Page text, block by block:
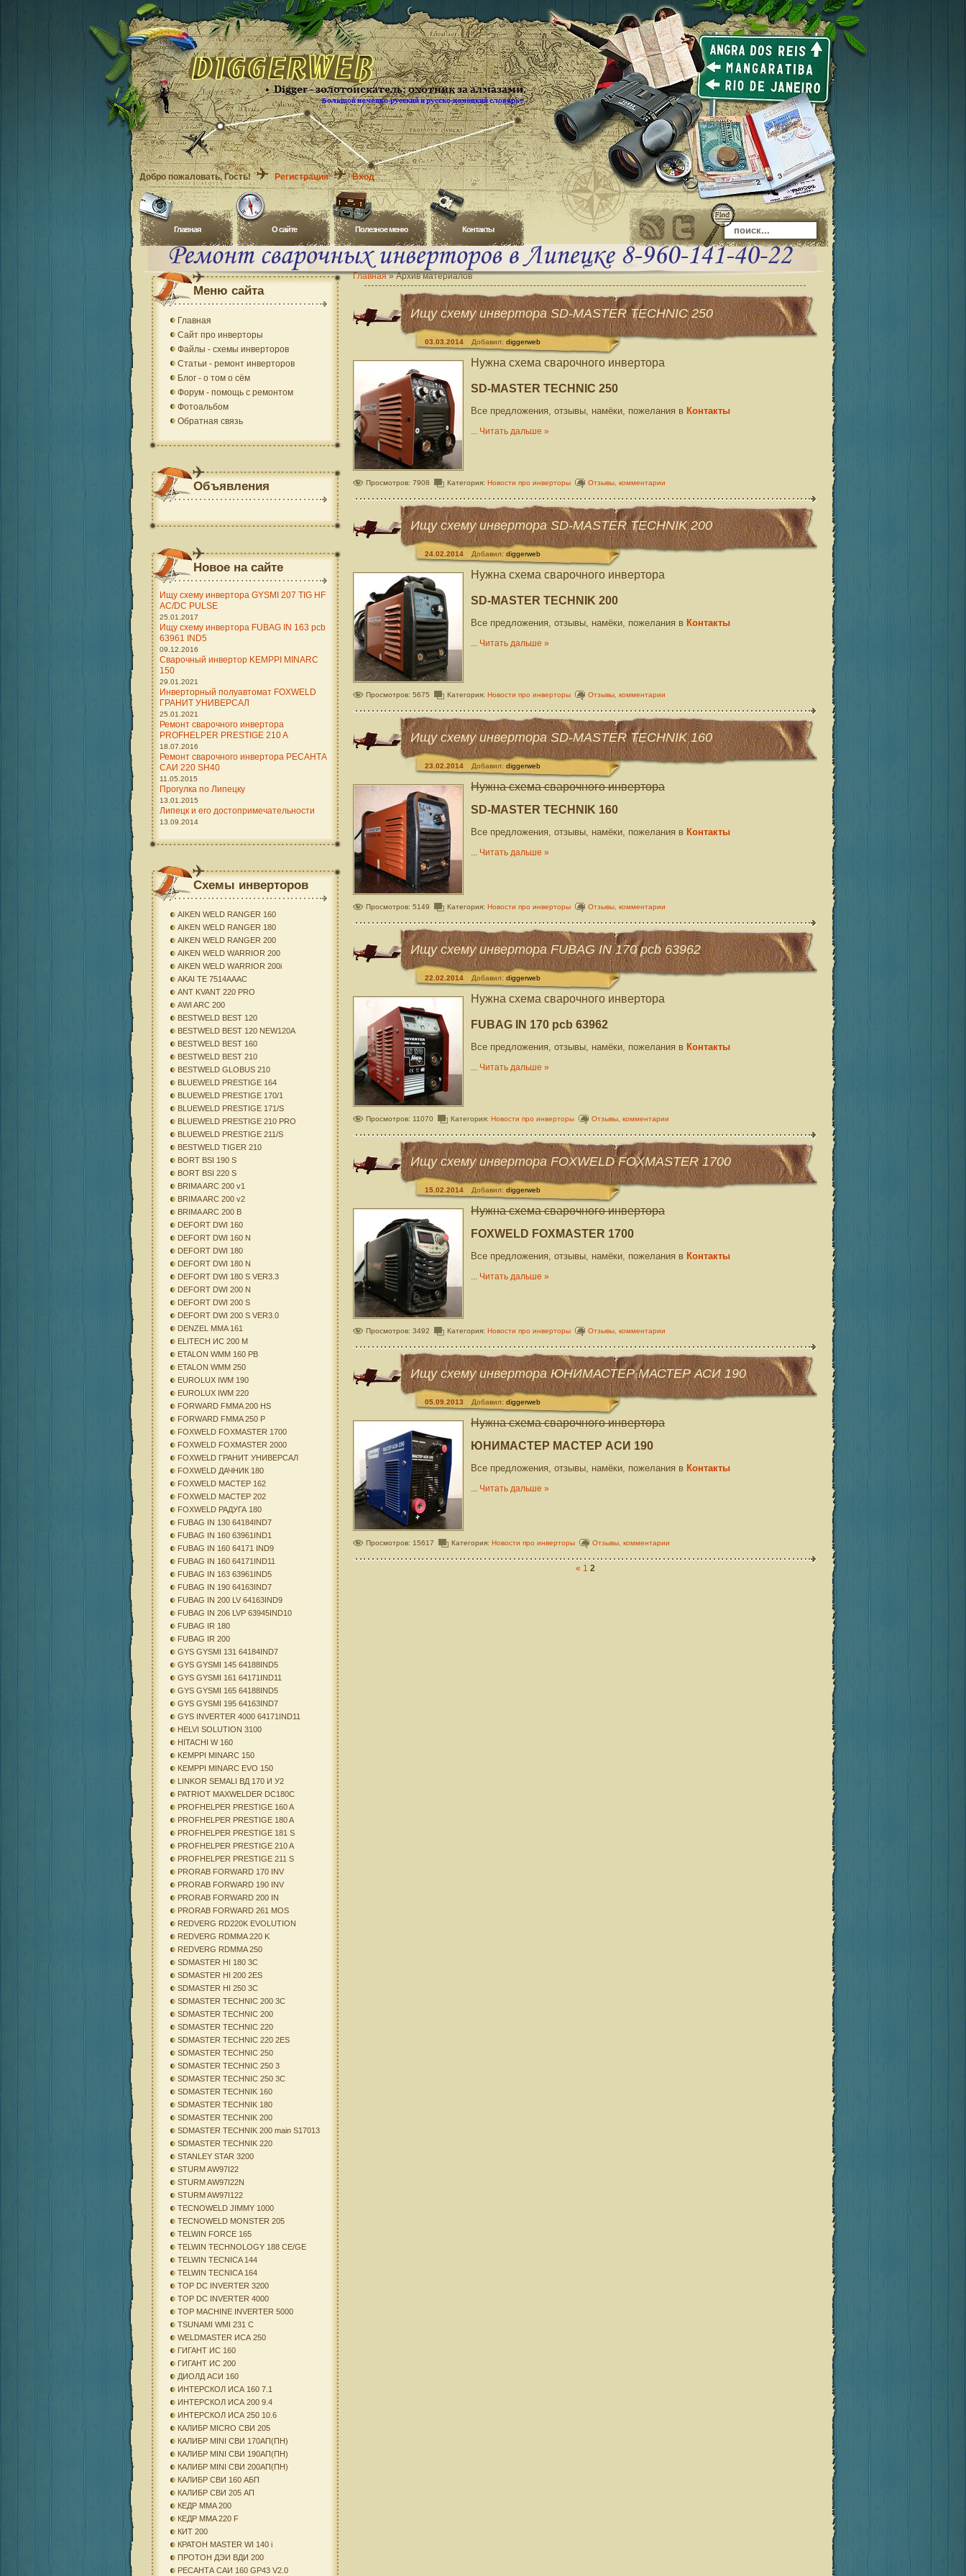
Добро пожаловать, Гость! Регистрация Вход
Главная O сайте Полезное меню Контакты
Главная»Архив материалов
Ищу схему инвертора SD-MASTER TECHNIC 250
03.03.2014 Добавил: diggerweb
Нужна схема сварочного инвертора
SD-MASTER TECHNIC 250
Все предложения, отзывы, намёки, пожелания в Контакты
... Читать дальше »
Просмотров: 7908 Категория: Новости про инверторы Отзывы, комментарии
Ищу схему инвертора SD-MASTER TECHNIK 200
24.02.2014 Добавил: diggerweb
Нужна схема сварочного инвертора
SD-MASTER TECHNIK 200
Все предложения, отзывы, намёки, пожелания в Контакты
... Читать дальше »
Просмотров: 5675 Категория: Новости про инверторы Отзывы, комментарии
Ищу схему инвертора SD-MASTER TECHNIK 160
23.02.2014 Добавил: diggerweb
Нужна схема сварочного инвертора
SD-MASTER TECHNIK 160
Все предложения, отзывы, намёки, пожелания в Контакты
... Читать дальше »
Просмотров: 5149 Категория: Новости про инверторы Отзывы, комментарии
Ищу схему инвертора FUBAG IN 170 pcb 63962
22.02.2014 Добавил: diggerweb
Нужна схема сварочного инвертора
FUBAG IN 170 pcb 63962
Все предложения, отзывы, намёки, пожелания в Контакты
... Читать дальше »
Просмотров: 11070 Категория: Новости про инверторы Отзывы, комментарии
Ищу схему инвертора FOXWELD FOXMASTER 1700
15.02.2014 Добавил: diggerweb
Нужна схема сварочного инвертора
FOXWELD FOXMASTER 1700
Все предложения, отзывы, намёки, пожелания в Контакты
... Читать дальше »
Просмотров: 3492 Категория: Новости про инверторы Отзывы, комментарии
Ищу схему инвертора ЮНИМАСТЕР МАСТЕР АСИ 190
05.09.2013 Добавил: diggerweb
Нужна схема сварочного инвертора
ЮНИМАСТЕР МАСТЕР АСИ 190
Все предложения, отзывы, намёки, пожелания в Контакты
... Читать дальше »
Просмотров: 15617 Категория: Новости про инверторы Отзывы, комментарии
« 1 2
Меню сайта
Главная
Сайт про инверторы
Файлы - схемы инверторов
Статьи - ремонт инверторов
Блог - о том о сём
Форум - помощь с ремонтом
Фотоальбом
Обратная связь
Объявления
Новое на сайте
Ищу схему инвертора GYSMI 207 TIG HF
AC/DC PULSE
25.01.2017
Ищу схему инвертора FUBAG IN 163 pcb
63961 IND5
09.12.2016
Сварочный инвертор KEMPPI MINARC
150
29.01.2021
Инверторный полуавтомат FOXWELD
ГРАНИТ УНИВЕРСАЛ
25.01.2021
Ремонт сварочного инвертора
PROFHELPER PRESTIGE 210 A
18.07.2016
Ремонт сварочного инвертора РЕСАНТА
САИ 220 SH40
11.05.2015
Прогулка по Липецку
13.01.2015
Липецк и его достопримечательности
13.09.2014
Схемы инверторов
AIKEN WELD RANGER 160
AIKEN WELD RANGER 180
AIKEN WELD RANGER 200
AIKEN WELD WARRIOR 200
AIKEN WELD WARRIOR 200i
AKAI TE 7514AAAC
ANT KVANT 220 PRO
AWI ARC 200
BESTWELD BEST 120
BESTWELD BEST 120 NEW120A
BESTWELD BEST 160
BESTWELD BEST 210
BESTWELD GLOBUS 210
BLUEWELD PRESTIGE 164
BLUEWELD PRESTIGE 170/1
BLUEWELD PRESTIGE 171/S
BLUEWELD PRESTIGE 210 PRO
BLUEWELD PRESTIGE 211/S
BESTWELD TIGER 210
BORT BSI 190 S
BORT BSI 220 S
BRIMA ARC 200 v1
BRIMA ARC 200 v2
BRIMA ARC 200 B
DEFORT DWI 160
DEFORT DWI 160 N
DEFORT DWI 180
DEFORT DWI 180 N
DEFORT DWI 180 S VER3.3
DEFORT DWI 200 N
DEFORT DWI 200 S
DEFORT DWI 200 S VER3.0
DENZEL MMA 161
ELITECH ИС 200 М
ETALON WMM 160 PB
ETALON WMM 250
EUROLUX IWM 190
EUROLUX IWM 220
FORWARD FMMA 200 HS
FORWARD FMMA 250 P
FOXWELD FOXMASTER 1700
FOXWELD FOXMASTER 2000
FOXWELD ГРАНИТ УНИВЕРСАЛ
FOXWELD ДАЧНИК 180
FOXWELD МАСТЕР 162
FOXWELD МАСТЕР 202
FOXWELD РАДУГА 180
FUBAG IN 130 64184IND7
FUBAG IN 160 63961IND1
FUBAG IN 160 64171 IND9
FUBAG IN 160 64171IND11
FUBAG IN 163 63961IND5
FUBAG IN 190 64163IND7
FUBAG IN 200 LV 64163IND9
FUBAG IN 206 LVP 63945IND10
FUBAG IR 180
FUBAG IR 200
GYS GYSMI 131 64184IND7
GYS GYSMI 145 64188IND5
GYS GYSMI 161 64171IND11
GYS GYSMI 165 64188IND5
GYS GYSMI 195 64163IND7
GYS INVERTER 4000 64171IND11
HELVI SOLUTION 3100
HITACHI W 160
KEMPPI MINARC 150
KEMPPI MINARC EVO 150
LINKOR SEMALI ВД 170 И У2
PATRIOT MAXWELDER DC180C
PROFHELPER PRESTIGE 160 A
PROFHELPER PRESTIGE 180 A
PROFHELPER PRESTIGE 181 S
PROFHELPER PRESTIGE 210 A
PROFHELPER PRESTIGE 211 S
PRORAB FORWARD 170 INV
PRORAB FORWARD 190 INV
PRORAB FORWARD 200 IN
PRORAB FORWARD 261 MOS
REDVERG RD220K EVOLUTION
REDVERG RDMMA 220 K
REDVERG RDMMA 250
SDMASTER HI 180 3C
SDMASTER HI 200 2ES
SDMASTER HI 250 3C
SDMASTER TECHNIC 200 3C
SDMASTER TECHNIC 200
SDMASTER TECHNIC 220
SDMASTER TECHNIC 220 2ES
SDMASTER TECHNIC 250
SDMASTER TECHNIC 250 3
SDMASTER TECHNIC 250 3C
SDMASTER TECHNIK 160
SDMASTER TECHNIK 180
SDMASTER TECHNIK 200
SDMASTER TECHNIK 200 main S17013
SDMASTER TECHNIK 220
STANLEY STAR 3200
STURM AW97I22
STURM AW97I22N
STURM AW97I122
TECNOWELD JIMMY 1000
TECNOWELD MONSTER 205
TELWIN FORCE 165
TELWIN TECHNOLOGY 188 CE/GE
TELWIN TECNICA 144
TELWIN TECNICA 164
TOP DC INVERTER 3200
TOP DC INVERTER 4000
TOP MACHINE INVERTER 5000
TSUNAMI WMI 231 C
WELDMASTER ИСА 250
ГИГАНТ ИС 160
ГИГАНТ ИС 200
ДИОЛД АСИ 160
ИНТЕРСКОЛ ИСА 160 7.1
ИНТЕРСКОЛ ИСА 200 9.4
ИНТЕРСКОЛ ИСА 250 10.6
КАЛИБР MICRO СВИ 205
КАЛИБР MINI СВИ 170АП(ПН)
КАЛИБР MINI СВИ 190АП(ПН)
КАЛИБР MINI СВИ 200АП(ПН)
КАЛИБР СВИ 160 АБП
КАЛИБР СВИ 205 АП
КЕДР MMA 200
КЕДР MMA 220 F
КИТ 200
КРАТОН MASTER WI 140 i
ПРОТОН ДЭИ ВДИ 200
РЕСАНТА САИ 160 GP43 V2.0